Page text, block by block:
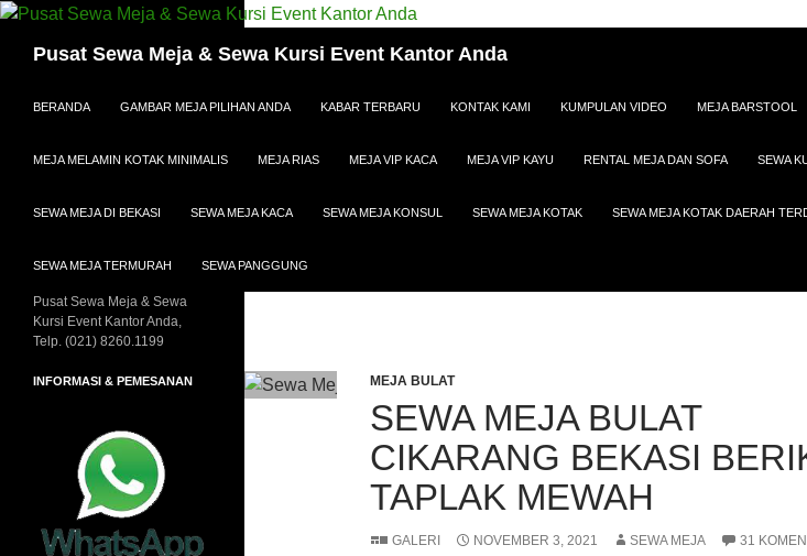
Pusat Sewa Meja & Sewa Kursi Event Kantor Anda
BERANDA
GAMBAR MEJA PILIHAN ANDA KABAR TERBARU KONTAK KAMI KUMPULAN VIDEO MEJA BARSTOOL
MEJA MELAMIN KOTAK MINIMALIS MEJA RIAS MEJA VIP KACA MEJA VIP KAYU RENTAL MEJA DAN SOFA SEWA
SEWA MEJA DI BEKASI SEWA MEJA KACA SEWA MEJA KONSUL SEWA MEJA KOTAK SEWA MEJA KOTAK DAERAH
SEWA MEJA TERMURAH SEWA PANGGUNG
MEJA BULAT
SEWA MEJA BULAT
CIKARANG BEKASI
TAPLAK MEWAH
GALERI NOVEMBER 3, 2021 SEWA MEJA 31
Pusat Sewa Meja & Sewa
Kursi Event Kantor Anda,
Telp. (021) 8260.1199
INFORMASI & PEMESANAN